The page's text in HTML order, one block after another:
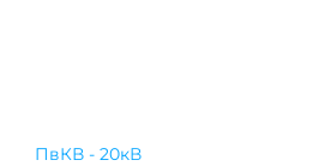
ПвКВ - 20кВ